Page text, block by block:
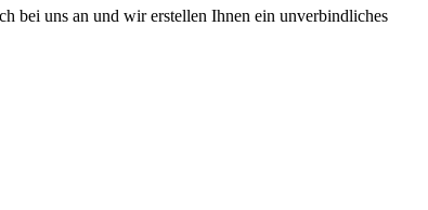
bei uns an und wir erstellen Ihnen ein unverbindliches